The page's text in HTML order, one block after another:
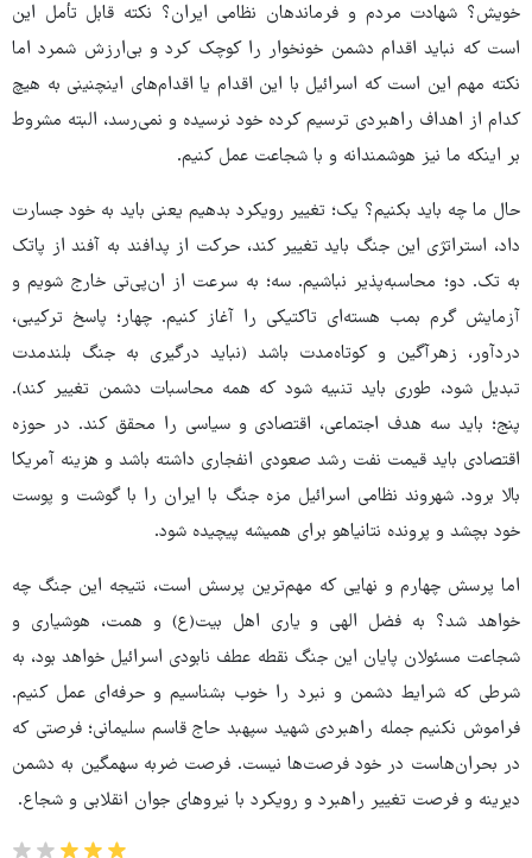
خویش؟ شهادت مردم و فرماندهان نظامی ایران؟ نکته قابل تأمل این
است که نباید اقدام دشمن خونخوار را کوچک کرد و بی‌ارزش شمرد اما
نکته مهم این است که اسرائیل با این اقدام یا اقدام‌های اینچنینی به هیچ
کدام از اهداف راهبردی ترسیم کرده خود نرسیده و نمی‌رسد، البته مشروط
بر اینکه ما نیز هوشمندانه و با شجاعت عمل کنیم.
حال ما چه باید بکنیم؟ یک؛ تغییر رویکرد بدهیم یعنی باید به خود جسارت
داد، استراتژی این جنگ باید تغییر کند، حرکت از پدافند به آفند از پاتک
به تک. دو؛ محاسبه‌پذیر نباشیم. سه؛ به سرعت از ان‌پی‌تی خارج شویم و
آزمایش گرم بمب هسته‌ای تاکتیکی را آغاز کنیم. چهار؛ پاسخ ترکیبی،
دردآور، زهرآگین و کوتاه‌مدت باشد (نباید درگیری به جنگ بلندمدت
تبدیل شود، طوری باید تنبیه شود که همه محاسبات دشمن تغییر کند).
پنج؛ باید سه هدف اجتماعی، اقتصادی و سیاسی را محقق کند. در حوزه
اقتصادی باید قیمت نفت رشد صعودی انفجاری داشته باشد و هزینه آمریکا
بالا برود. شهروند نظامی اسرائیل مزه جنگ با ایران را با گوشت و پوست
خود بچشد و پرونده نتانیاهو برای همیشه پیچیده شود.
اما پرسش چهارم و نهایی که مهم‌ترین پرسش است، نتیجه این جنگ چه
خواهد شد؟ به فضل الهی و یاری اهل بیت(ع) و همت،‌ هوشیاری و
شجاعت مسئولان پایان این جنگ نقطه عطف نابودی اسرائیل خواهد بود، به
شرطی که شرایط دشمن و نبرد را خوب بشناسیم و حرفه‌ای عمل کنیم.
فراموش نکنیم جمله راهبردی شهید سپهبد حاج قاسم سلیمانی؛ فرصتی که
در بحران‌هاست در خود فرصت‌ها نیست. فرصت ضربه سهمگین به دشمن
دیرینه و فرصت تغییر راهبرد و رویکرد با نیروهای جوان انقلابی و شجاع.